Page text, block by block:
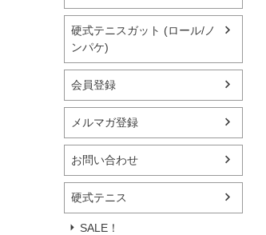
硬式テニスガット (ロール/ノ
ンパケ)
会員登録
メルマガ登録
お問い合わせ
硬式テニス
SALE！